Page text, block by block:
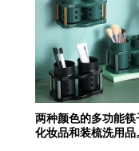
两种颜色的多功能
化妆品和装梳洗用品